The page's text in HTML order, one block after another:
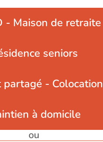
- Maison de retraite
seniors
- Colocation
à domicile
ou